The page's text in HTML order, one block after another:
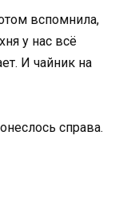
вспомнила,
у нас всё
И чайник на
справа.